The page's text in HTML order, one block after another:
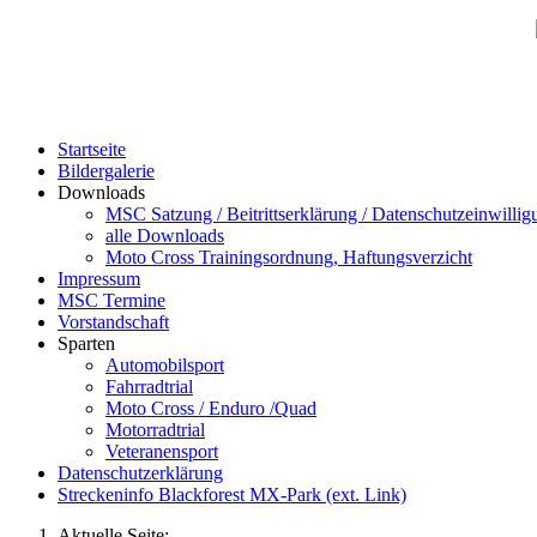
Startseite
Bildergalerie
Downloads
MSC Satzung / Beitrittserklärung /
alle Downloads
Moto Cross Trainingsordnung, Haftungsverzicht
Impressum
MSC Termine
Vorstandschaft
Sparten
Automobilsport
Fahrradtrial
Moto Cross / Enduro /Quad
Motorradtrial
Veteranensport
Datenschutzerklärung
Streckeninfo Blackforest MX-Park (ext. Link)